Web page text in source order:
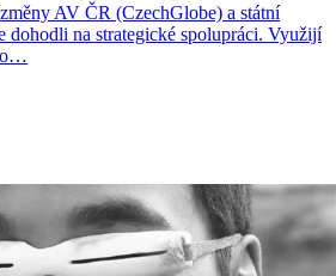
AV ČR (CzechGlobe) a státní
dohodli na strategické spolupráci. Využijí